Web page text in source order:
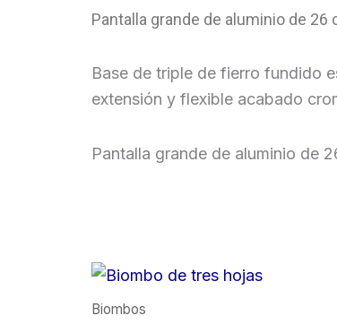
Pantalla grande de aluminio de 26
Base de triple de fierro fundido
extensión y flexible acabado
Pantalla grande de aluminio de
Biombos